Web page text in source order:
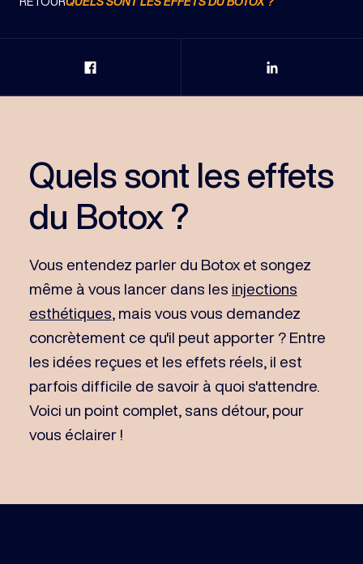
Partage Facebook Partage
Quels sont les effets
du Botox ?
Vous entendez parler du Botox et songez
même à vous lancer dans les injections
esthétiques , mais vous vous demandez
concrètement ce qu'il peut apporter ? Entre
les idées reçues et les effets réels, il est
parfois difficile de savoir à quoi s'attendre.
Voici un point complet, sans détour, pour
vous éclairer !